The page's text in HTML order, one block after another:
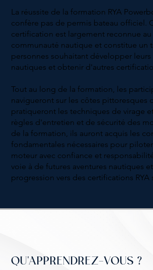
La réussite de la formation RYA
confère pas de permis bateau officiel.
certification est largement reconnue au
communauté nautique et constitue un
personnes souhaitant développer
nautiques et obtenir d'autres
Tout au long de la formation, les
navigueront sur les côtes pittoresques
pratiqueront les techniques de virage
règles d'entretien et de sécurité des
de la formation, ils auront acquis les
fondamentales nécessaires pour
moteur avec confiance et
voie à de futures aventures nautiques
progression vers des certifications RYA
QU'APPRENDREZ-VOUS ?